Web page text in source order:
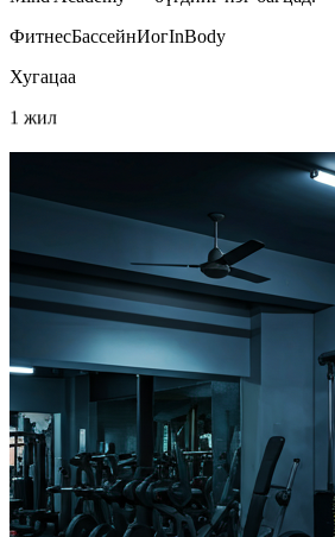
ФитнесБассейнИогInBody
Хугацаа
1 жил